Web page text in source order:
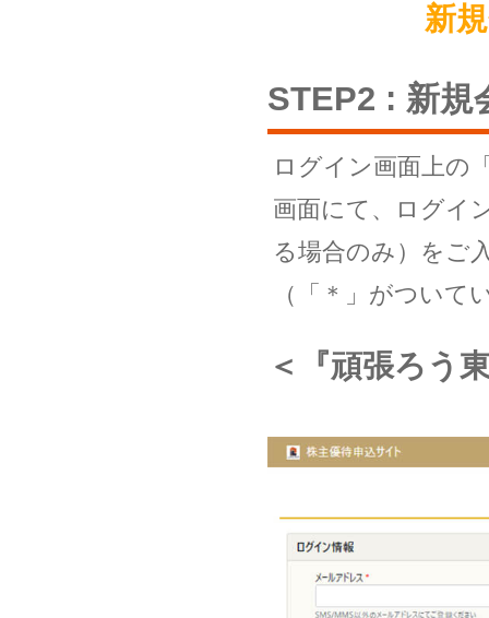
新
STEP2 : 新規
ログイン画面上の
画面にて、ログイ
る場合のみ）をご
（「＊」がついて
＜『頑張ろう